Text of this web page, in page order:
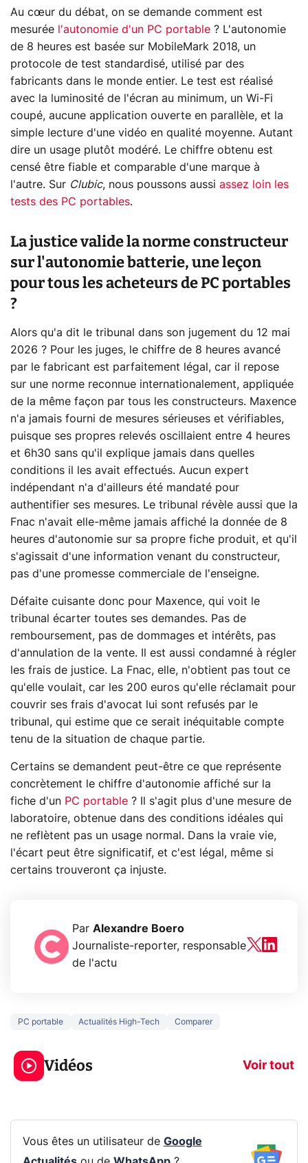
Au cœur du débat, on se demande comment est
mesurée
l'autonomie d'un PC portable ? L'autonomie
de 8 heures est basée sur MobileMark 2018, un
protocole de test standardisé, utilisé par des
fabricants dans le monde entier. Le test est réalisé
avec la luminosité de l'écran au minimum, un Wi-Fi
coupé, aucune application ouverte en parallèle, et la
simple lecture d'une vidéo en qualité moyenne. Autant
dire un usage plutôt modéré. Le chiffre obtenu est
censé être fiable et comparable d'une marque à
l'autre. Sur Clubic, nous poussons aussi assez loin les
tests des PC portables.
La justice valide la norme constructeur
sur l'autonomie batterie, une leçon
pour tous les acheteurs de PC portables
?
Alors qu'a dit le tribunal dans son jugement du 12 mai
2026 ? Pour les juges, le chiffre de 8 heures avancé
par le fabricant est parfaitement légal, car il repose
sur une norme reconnue internationalement, appliquée
de la même façon par tous les constructeurs. Maxence
n'a jamais fourni de mesures sérieuses et vérifiables,
puisque ses propres relevés oscillaient entre 4 heures
et 6h30 sans qu'il explique jamais dans quelles
conditions il les avait effectués. Aucun expert
indépendant n'a d'ailleurs été mandaté pour
authentifier ses mesures. Le tribunal révèle aussi que la
Fnac n'avait elle-même jamais affiché la donnée de 8
heures d'autonomie sur sa propre fiche produit, et qu'il
s'agissait d'une information venant du constructeur,
pas d'une promesse commerciale de l'enseigne.
Défaite cuisante donc pour Maxence, qui voit le
tribunal écarter toutes ses demandes. Pas de
remboursement, pas de dommages et intérêts, pas
d'annulation de la vente. Il est aussi condamné à régler
les frais de justice. La Fnac, elle, n'obtient pas tout ce
qu'elle voulait, car les 200 euros qu'elle réclamait pour
couvrir ses frais d'avocat lui sont refusés par le
tribunal, qui estime que ce serait inéquitable compte
tenu de la situation de chaque partie.
Certains se demandent peut-être ce que représente
concrètement le chiffre d'autonomie affiché sur la
fiche d'un PC portable ? Il s'agit plus d'une mesure de
laboratoire, obtenue dans des conditions idéales qui
ne reflètent pas un usage normal. Dans la vraie vie,
l'écart peut être significatif, et c'est légal, même si
certains trouveront ça injuste.
Par Alexandre Boero
Journaliste-reporter, responsable
de l'actu
PC portable Actualités High-Tech Comparer
Vidéos Voir tout
3 écrans en 1 pour
319€ ? Voici L'AOC
CQ32G4ZA !
prochaine
Vous êtes un utilisateur de Google